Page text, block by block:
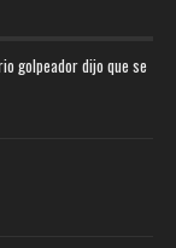
golpeador dijo que se